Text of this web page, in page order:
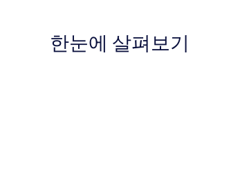
한눈에 살펴보기